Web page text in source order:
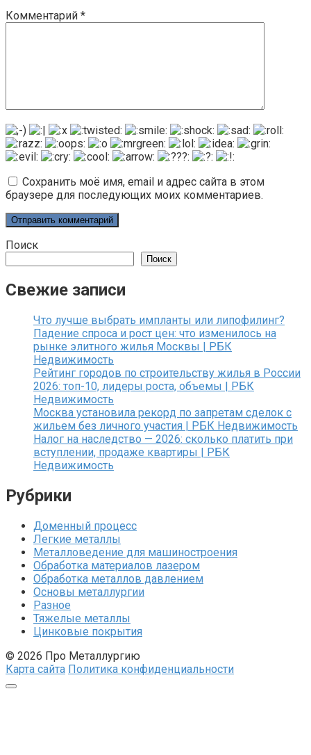
Комментарий *
Сохранить моё имя, email и адрес сайта в этом
браузере для последующих моих комментариев.
Поиск
Поиск
Свежие записи
Что лучше выбрать импланты или липофилинг?
Падение спроса и рост цен: что изменилось на
рынке элитного жилья Москвы | РБК
Недвижимость
Рейтинг городов по строительству жилья в России
2026: топ-10, лидеры роста, объемы | РБК
Недвижимость
Москва установила рекорд по запретам сделок с
жильем без личного участия | РБК Недвижимость
Налог на наследство — 2026: сколько платить при
вступлении, продаже квартиры | РБК
Недвижимость
Рубрики
Доменный процесс
Легкие металлы
Металловедение для машиностроения
Обработка материалов лазером
Обработка металлов давлением
Основы металлургии
Разное
Тяжелые металлы
Цинковые покрытия
© 2026 Про Металлургию
Карта сайта Политика конфиденциальности